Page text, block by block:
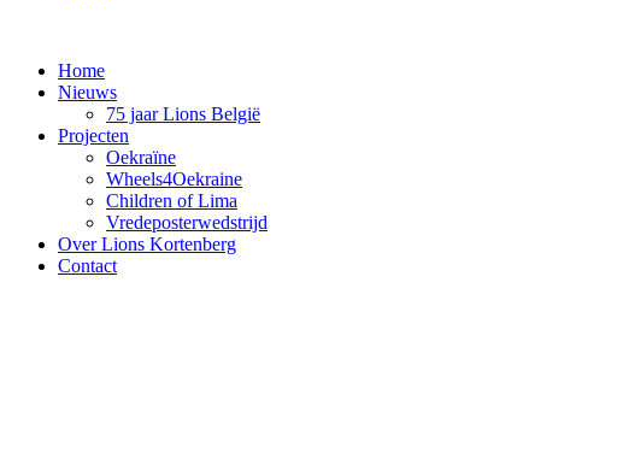
Home
Nieuws
75 jaar Lions België
Projecten
Oekraïne
Wheels4Oekraine
Children of Lima
Vredeposterwedstrijd
Over Lions Kortenberg
Contact